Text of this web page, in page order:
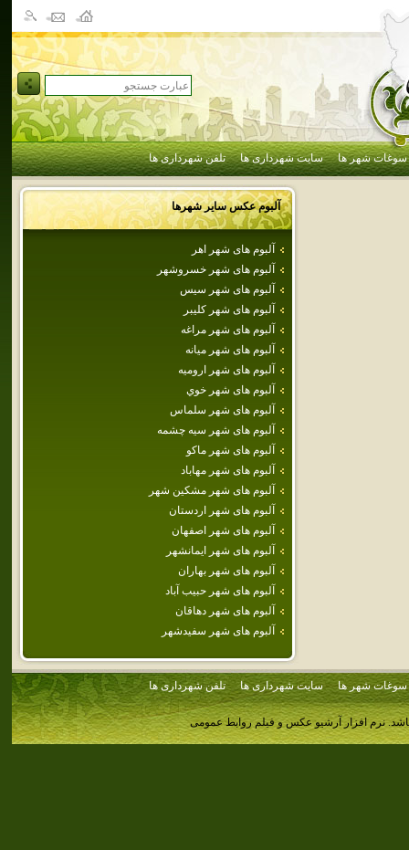
سوغات شهر ها سایت شهرداری ها تلفن شهرداری ها
آلبوم عکس سایر شهرها
آلبوم های شهر اهر
آلبوم های شهر خسروشهر
آلبوم های شهر سيس
آلبوم های شهر كليبر
آلبوم های شهر مراغه
آلبوم های شهر ميانه
آلبوم های شهر اروميه
آلبوم های شهر خوي
آلبوم های شهر سلماس
آلبوم های شهر سيه چشمه
آلبوم های شهر ماكو
آلبوم های شهر مهاباد
آلبوم های شهر مشكين شهر
آلبوم های شهر اردستان
آلبوم های شهر اصفهان
آلبوم های شهر ايمانشهر
آلبوم های شهر بهاران
آلبوم های شهر حبيب آباد
آلبوم های شهر دهاقان
آلبوم های شهر سفيدشهر
سوغات شهر ها سایت شهرداری ها تلفن شهرداری ها
نرم افزار آرشیو عکس و فیلم روابط عمومی